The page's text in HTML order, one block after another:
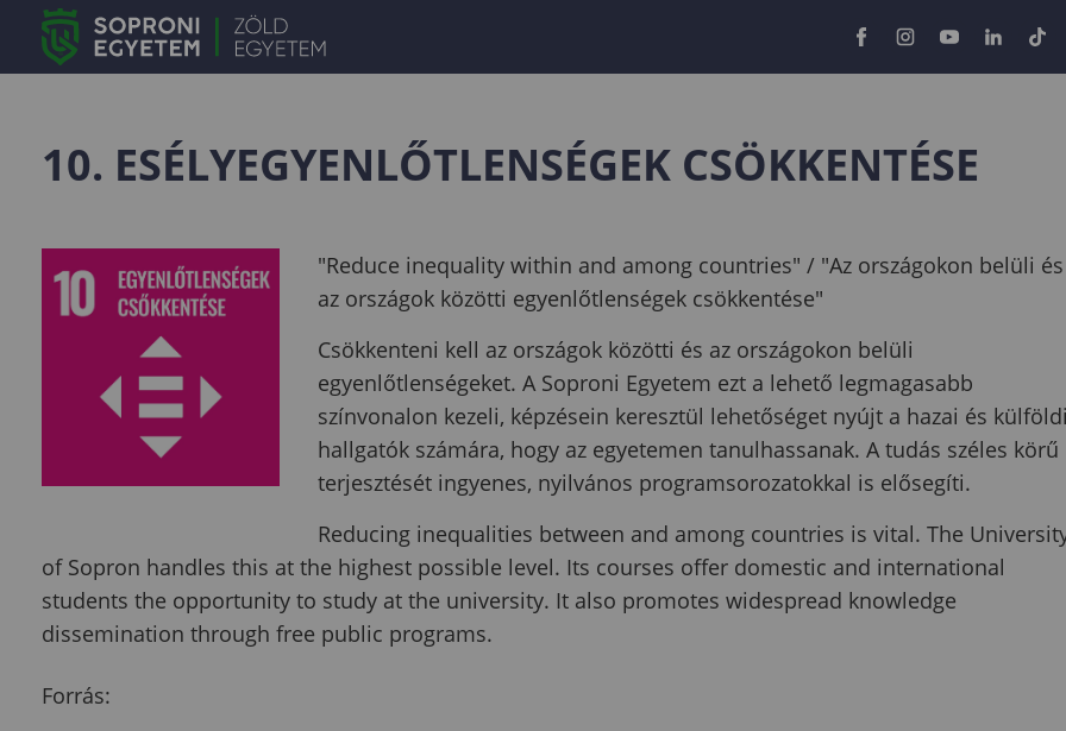
10. ESÉLYEGYENLŐTLENSÉGEK CSÖKKENTÉSE
"Reduce inequality within and among countries" / "Az országokon belüli és
az országok közötti egyenlőtlenségek csökkentése"
Csökkenteni kell az országok közötti és az országokon belüli
egyenlőtlenségeket. A Soproni Egyetem ezt a lehető legmagasabb
színvonalon kezeli, képzésein keresztül lehetőséget nyújt a hazai és
hallgatók számára, hogy az egyetemen tanulhassanak. A tudás széles körű
terjesztését ingyenes, nyilvános programsorozatokkal is elősegíti.
Reducing inequalities between and among countries is vital. The
of Sopron handles this at the highest possible level. Its courses offer domestic and international
students the opportunity to study at the university. It also promotes widespread knowledge
dissemination through free public programs.
Forrás: